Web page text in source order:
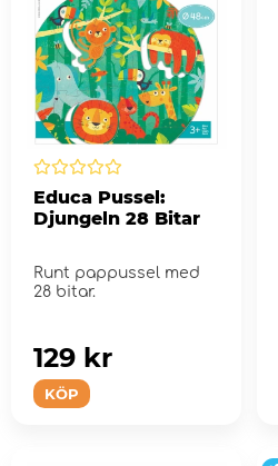
Educa Pussel:
Djungeln 28 Bitar
Runt pappussel med
28 bitar.
KÖP
129 kr